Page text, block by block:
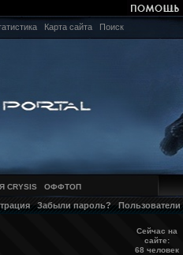
Карта сайта Поиск
CRYSIS ОФФТОП
Забыли пароль? Пользователи
Сейчас на
сайте:
68 человек